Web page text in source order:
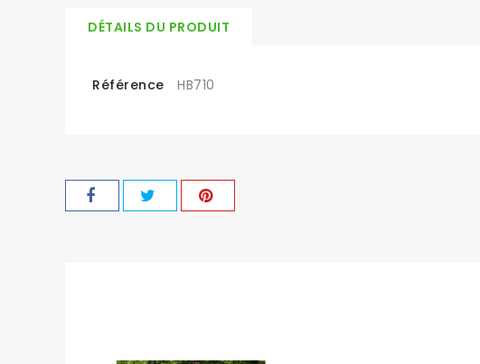
DÉTAILS DU PRODUIT
Référence HB710